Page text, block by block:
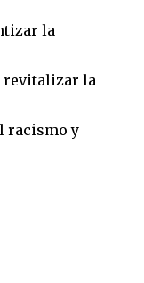
la
revitalizar la
racismo y